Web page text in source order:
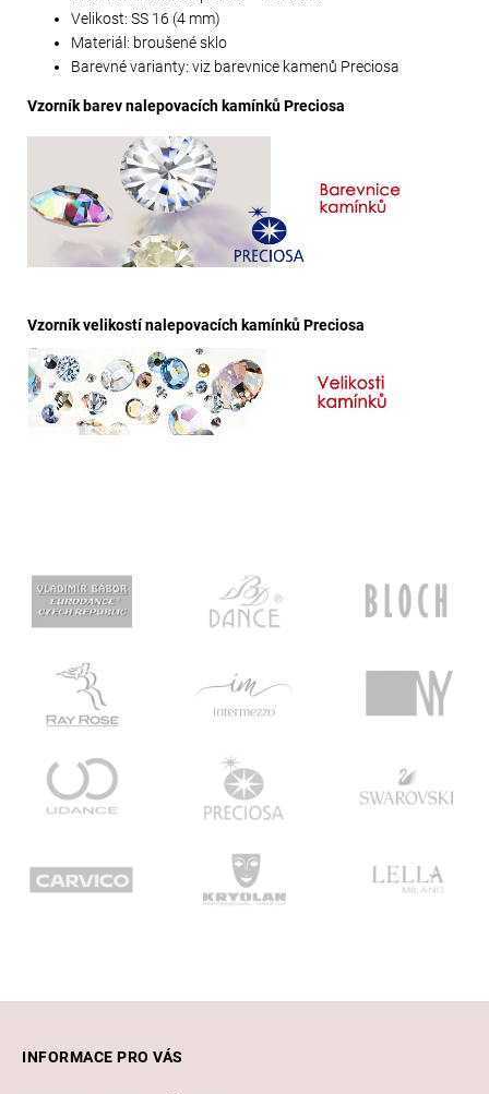
Velikost: SS 16 (4 mm)
Materiál: broušené sklo
Barevné varianty: viz barevnice kamenů Preciosa
Vzorník barev nalepovacích kamínků Preciosa
Vzorník velikostí nalepovacích kamínků Preciosa
INFORMACE PRO VÁS